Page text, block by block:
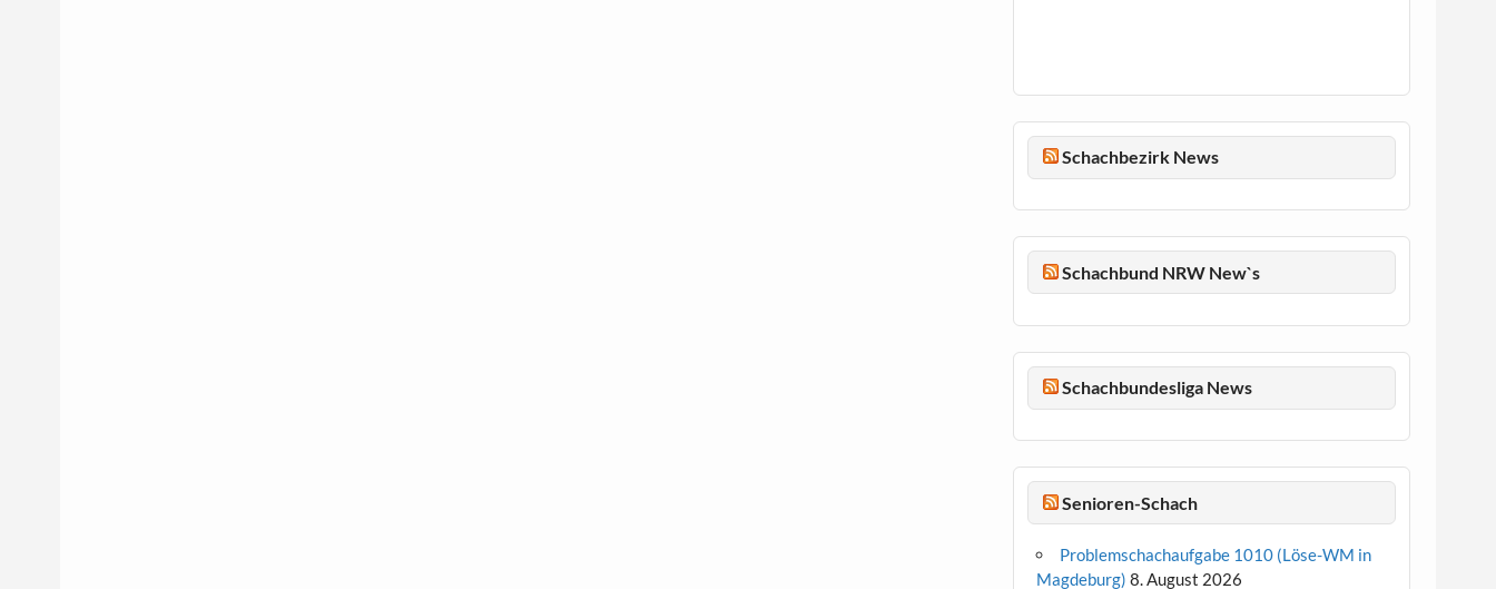
Schachbezirk News
Schachbund NRW New`s
Schachbundesliga News
Senioren-Schach
Problemschachaufgabe 1010 (Löse-WM in
Magdeburg) 8. August 2026